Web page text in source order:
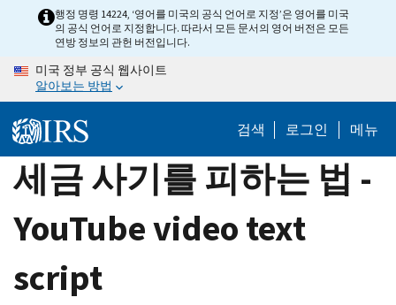
content
행정 명령 14224, ‘영어를 미국의 공식 언어로 지정’은 영어를 미국
의 공식 언어로 지정합니다. 따라서 모든 문서의 영어 버전은 모든
연방 정보의 관헌 버전입니다.
미국 정부 공식 웹사이트
알아보는 방법
검색 로그인 메뉴
세금 사기를 피하는 법 -
YouTube video text
script